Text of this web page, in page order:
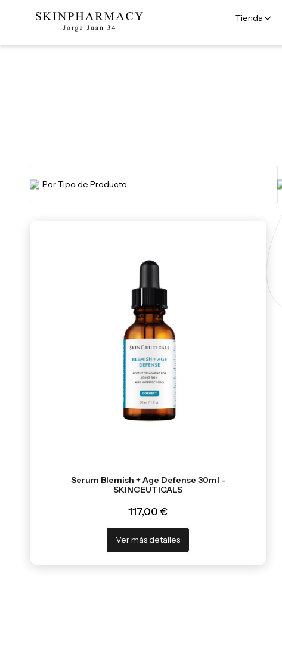
Tienda
Serum Blemish + Age Defense 30ml -
SKINCEUTICALS
117,00 €
Ver más detalles